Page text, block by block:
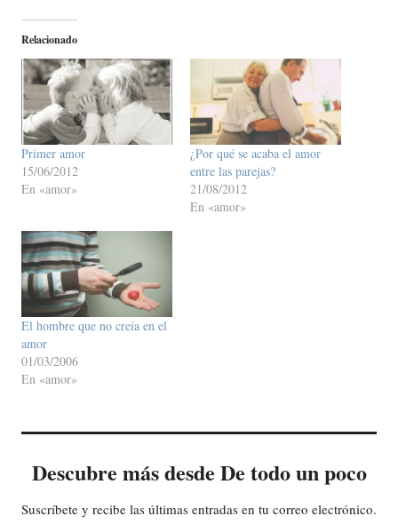
Relacionado
Primer amor
15/06/2012
En «amor»
¿Por qué se acaba el amor
entre las parejas?
21/08/2012
En «amor»
El hombre que no creía en el
amor
01/03/2006
En «amor»
Descubre más desde De todo un poco
Suscríbete y recibe las últimas entradas en tu correo electrónico.